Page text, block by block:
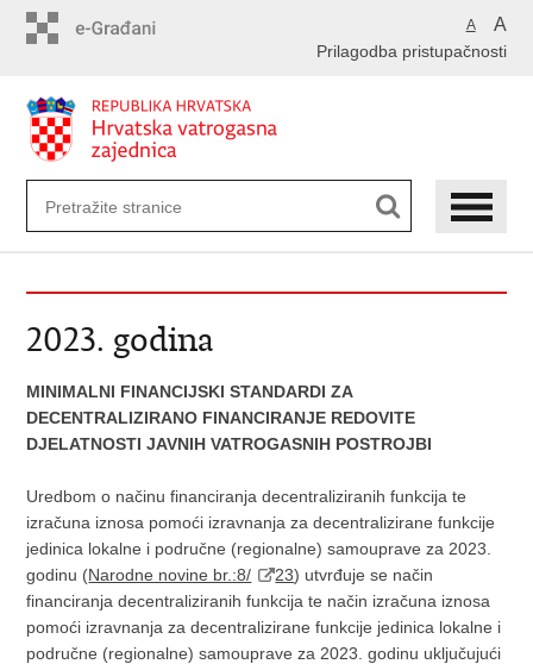
A A
Prilagodba pristupačnosti
2023. godina
MINIMALNI FINANCIJSKI STANDARDI ZA
DECENTRALIZIRANO FINANCIRANJE REDOVITE
DJELATNOSTI JAVNIH VATROGASNIH POSTROJBI
Uredbom o načinu financiranja decentraliziranih funkcija te
izračuna iznosa pomoći izravnanja za decentralizirane funkcije
jedinica lokalne i područne (regionalne) samouprave za 2023.
godinu (Narodne novine br.:8/ 23) utvrđuje se način
financiranja decentraliziranih funkcija te način izračuna iznosa
pomoći izravnanja za decentralizirane funkcije jedinica lokalne i
područne (regionalne) samouprave za 2023. godinu uključujući